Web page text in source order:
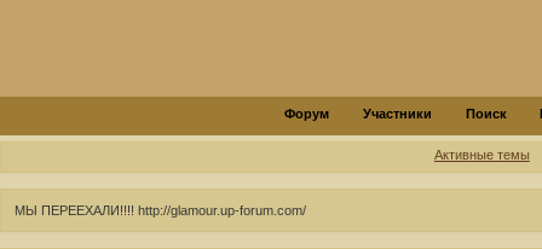
Форум Участники Поиск
Активные темы
МЫ ПЕРЕЕХАЛИ!!!! http://glamour.up-forum.com/